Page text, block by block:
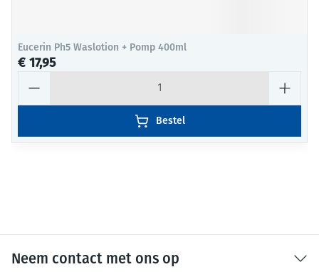
Eucerin Ph5 Waslotion + Pomp 400ml
€ 17,95
Bestel
Neem contact met ons op